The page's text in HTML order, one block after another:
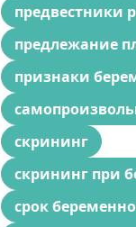
предвестники
предлежание
признаки
скрининг
скрининг при
срок